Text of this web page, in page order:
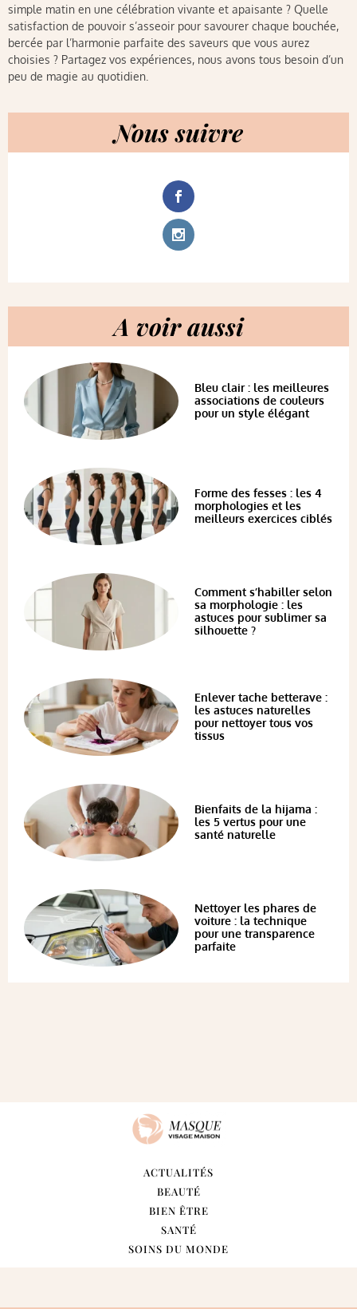
simple matin en une célébration vivante et apaisante ? Quelle
satisfaction de pouvoir s’asseoir pour savourer chaque bouchée,
bercée par l’harmonie parfaite des saveurs que vous aurez
choisies ? Partagez vos expériences, nous avons tous besoin d’un
peu de magie au quotidien.
Nous suivre
A voir aussi
Bleu clair : les meilleures
associations de couleurs
pour un style élégant
Forme des fesses : les 4
morphologies et les
meilleurs exercices ciblés
Comment s’habiller selon
sa morphologie : les
astuces pour sublimer sa
silhouette ?
Enlever tache betterave :
les astuces naturelles
pour nettoyer tous vos
tissus
Bienfaits de la hijama :
les 5 vertus pour une
santé naturelle
Nettoyer les phares de
voiture : la technique
pour une transparence
parfaite
ACTUALITÉS
BEAUTÉ
BIEN ÊTRE
SANTÉ
SOINS DU MONDE